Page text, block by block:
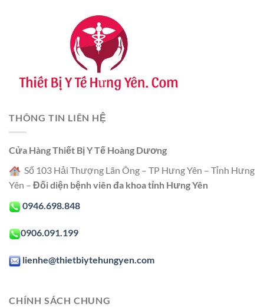
THÔNG TIN LIÊN HỆ
Cửa Hàng Thiết Bị Y Tế Hoàng Dương
Số 103 Hải Thượng Lãn Ông – TP Hưng Yên – Tỉnh Hưng
Yên – Đối diện bệnh viên đa khoa tỉnh Hưng Yên
0946.698.848
0906.091.199
lienhe@thietbiytehungyen.com
CHÍNH SÁCH CHUNG